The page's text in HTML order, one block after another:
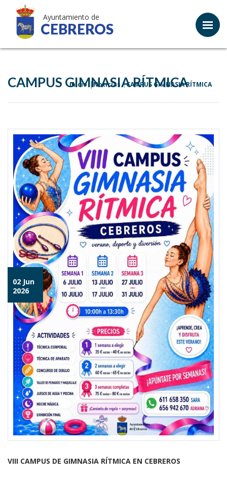
Ayuntamiento de
CEBREROS
CAMPUS GIMNASIA RÍTMICA
Inicio Noticias CAMPUS GIMNASIA RÍTMICA
02 Jun
2026
VIII CAMPUS DE GIMNASIA RÍTMICA EN CEBREROS